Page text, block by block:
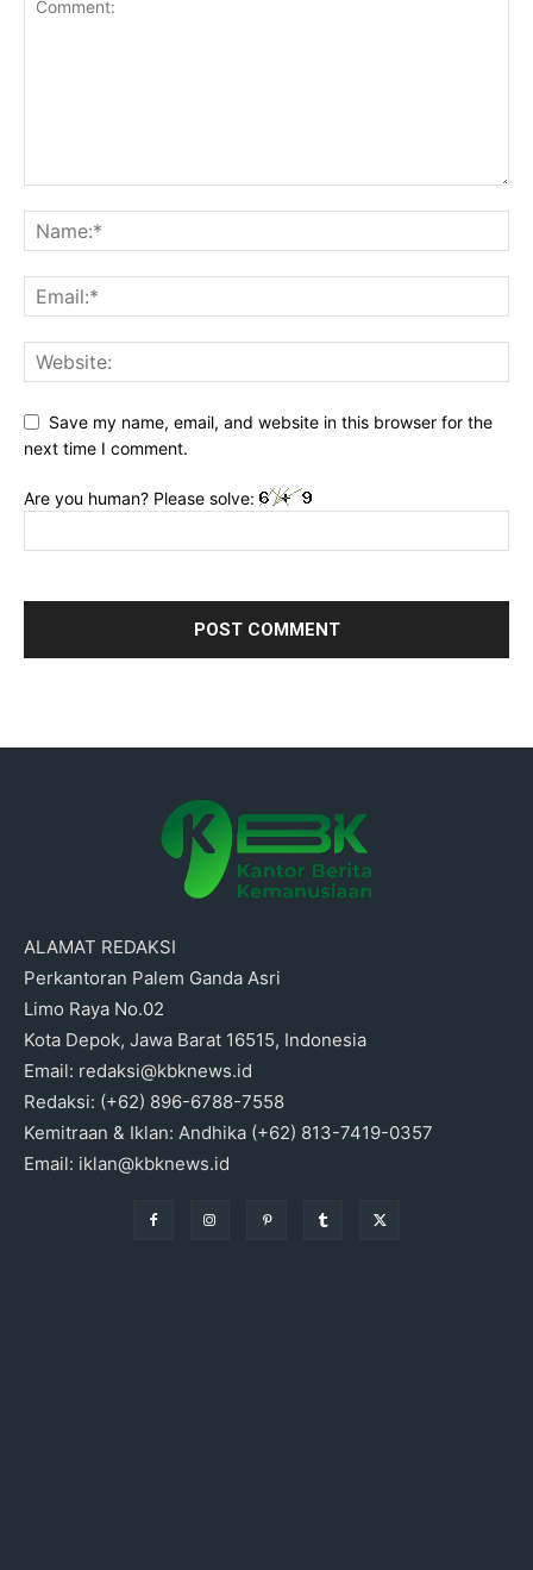
Save my name, email, and website in this browser for the
next time I comment.
Are you human? Please solve:
ALAMAT REDAKSI
Perkantoran Palem Ganda Asri
Limo Raya No.02
Kota Depok, Jawa Barat 16515, Indonesia
Email: redaksi@kbknews.id
Redaksi: (+62) 896-6788-7558
Kemitraan & Iklan: Andhika (+62) 813-7419-0357
Email: iklan@kbknews.id